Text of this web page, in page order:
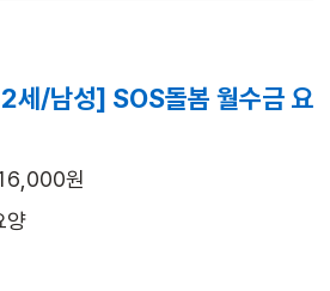
세/남성] SOS돌봄 월수금 요
원
양